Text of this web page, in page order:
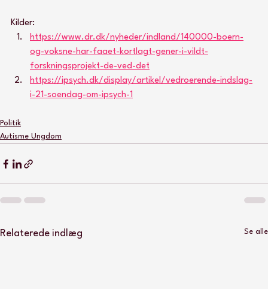
Kilder:
https://www.dr.dk/nyheder/indland/140000-boern-
og-voksne-har-faaet-kortlagt-gener-i-vildt-
forskningsprojekt-de-ved-det
https://ipsych.dk/display/artikel/vedroerende-indslag-
i-21-soendag-om-ipsych-1
Politik
Autisme Ungdom
Relaterede indlæg Se alle